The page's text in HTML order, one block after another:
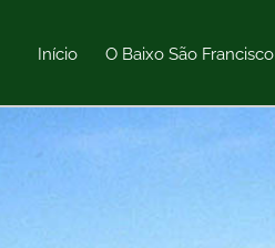
Início O Baixo São Francisco